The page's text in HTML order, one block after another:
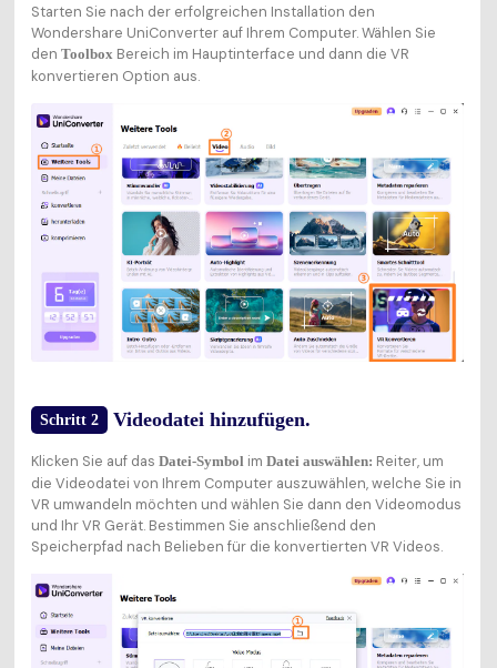
Starten Sie nach der erfolgreichen Installation den
Wondershare UniConverter auf Ihrem Computer. Wählen Sie
den ToolboxBereich im Hauptinterface und dann die VR
konvertieren Option aus.
Schritt 2 Videodatei hinzufügen.
Klicken Sie auf das Datei-Symbolim Datei auswählen: Reiter, um
die Videodatei von Ihrem Computer auszuwählen, welche Sie in
VR umwandeln möchten und wählen Sie dann den Videomodus
und Ihr VR Gerät. Bestimmen Sie anschließend den
Speicherpfad nach Belieben für die konvertierten VR Videos.